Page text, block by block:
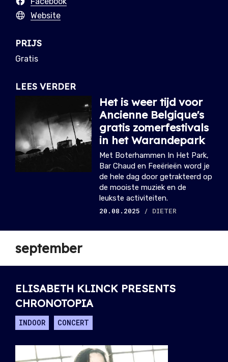
Website
PRIJS
Gratis
LEES VERDER
Het is weer tijd voor
Ancienne Belgique's
gratis zomerfestivals
in het Warandepark
Met Boterhammen In Het Park,
Bar Chaud en Feeërieën word je
de hele dag door getrakteerd op
de mooiste muziek en de
leukste activiteiten.
20.08.2025
/ DIETER
september
ELISABETH KLINCK PRESENTS
CHRONOTOPIA
INDOOR CONCERT